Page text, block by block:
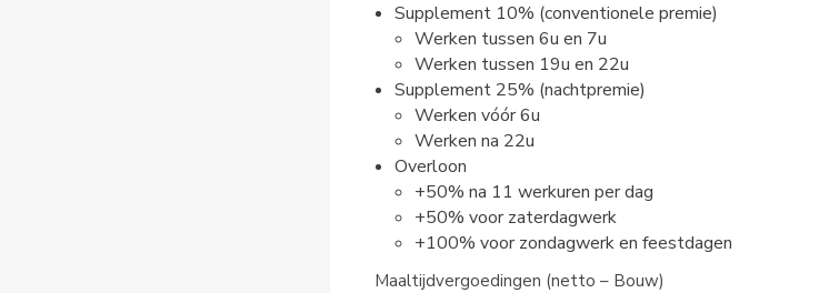
Supplement 10% (conventionele premie)
Werken tussen 6u en 7u
Werken tussen 19u en 22u
Supplement 25% (nachtpremie)
Werken vóór 6u
Werken na 22u
Overloon
+50% na 11 werkuren per dag
+50% voor zaterdagwerk
+100% voor zondagwerk en feestdagen
Maaltijdvergoedingen (netto – Bouw)